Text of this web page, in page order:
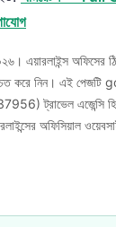
এয়ারলাইন্স অফিসের
করে নিন। এই
ট্রাভেল এজেন্সি
অফিসিয়াল